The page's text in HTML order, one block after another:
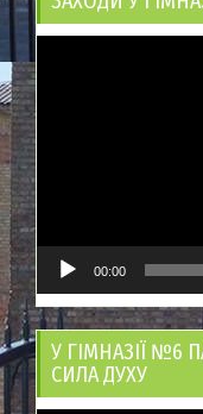
00:00
У ГІМНАЗІЇ №6
СИЛА ДУХУ